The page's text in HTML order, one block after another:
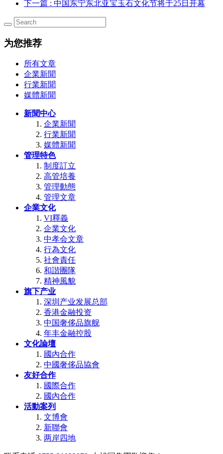
下一篇 : 中国东宁东北亚宝玉石文化节将于25日开幕
为您推荐
所有文章
企業新聞
行業新聞
媒體新聞
新聞中心
企業新聞
行業新聞
媒體新聞
管理特色
制度訂立
高管培養
管理動態
管理文章
企業文化
VI釋義
企業文化
中孝会文章
行為文化
社會責任
和諧團隊
精神風貌
旗下产业
深圳产业发展总部
香港金融投资
中国奢侈品旗舰
年丰金融控股
文化論壇
國內合作
中國奢侈品協會
友好合作
國際合作
國內合作
活動案列
文博會
新聯會
两岸四地